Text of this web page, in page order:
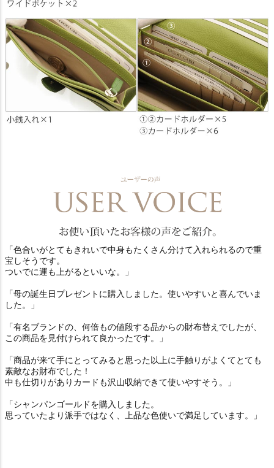
「色合いがとてもきれいで中身もたくさん分けて入れられるので重
宝しそうです。
ついでに運も上がるといいな。」
「母の誕生日プレゼントに購入しました。使いやすいと喜んでいま
した。」
「有名ブランドの、何倍もの値段する品からの財布替えでしたが、
この商品を見付けられて良かったです。」
「商品が来て手にとってみると思った以上に手触りがよくてとても
素敵なお財布でした！
中も仕切りがありカードも沢山収納できて使いやすそう。」
「シャンパンゴールドを購入しました。
思っていたより派手ではなく、上品な色使いで満足しています。」